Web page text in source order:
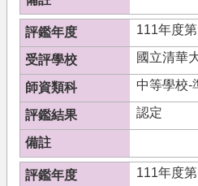
111年度
國立清華
中等學校-
認定
111年度